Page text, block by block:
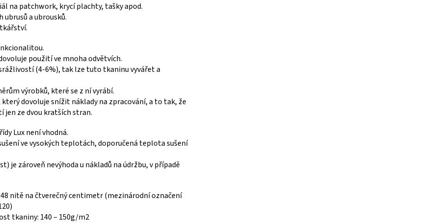
na patchwork, krycí plachty, tašky apod.
ubrusů a ubrousků.
použití ve mnoha odvětvích.
(4-6%), tak lze tuto tkaninu vyvářet a
výrobků, které se z ní vyrábí.
dovoluje snížit náklady na zpracování, a to tak, že
jen ze dvou kratších stran.
Lux není vhodná.
ve vysokých teplotách, doporučená teplota sušení
je zároveň nevýhoda u nákladů na údržbu, v případě
nitě na čtverečný centimetr (mezinárodní označení
tkaniny: 140 – 150g/m2